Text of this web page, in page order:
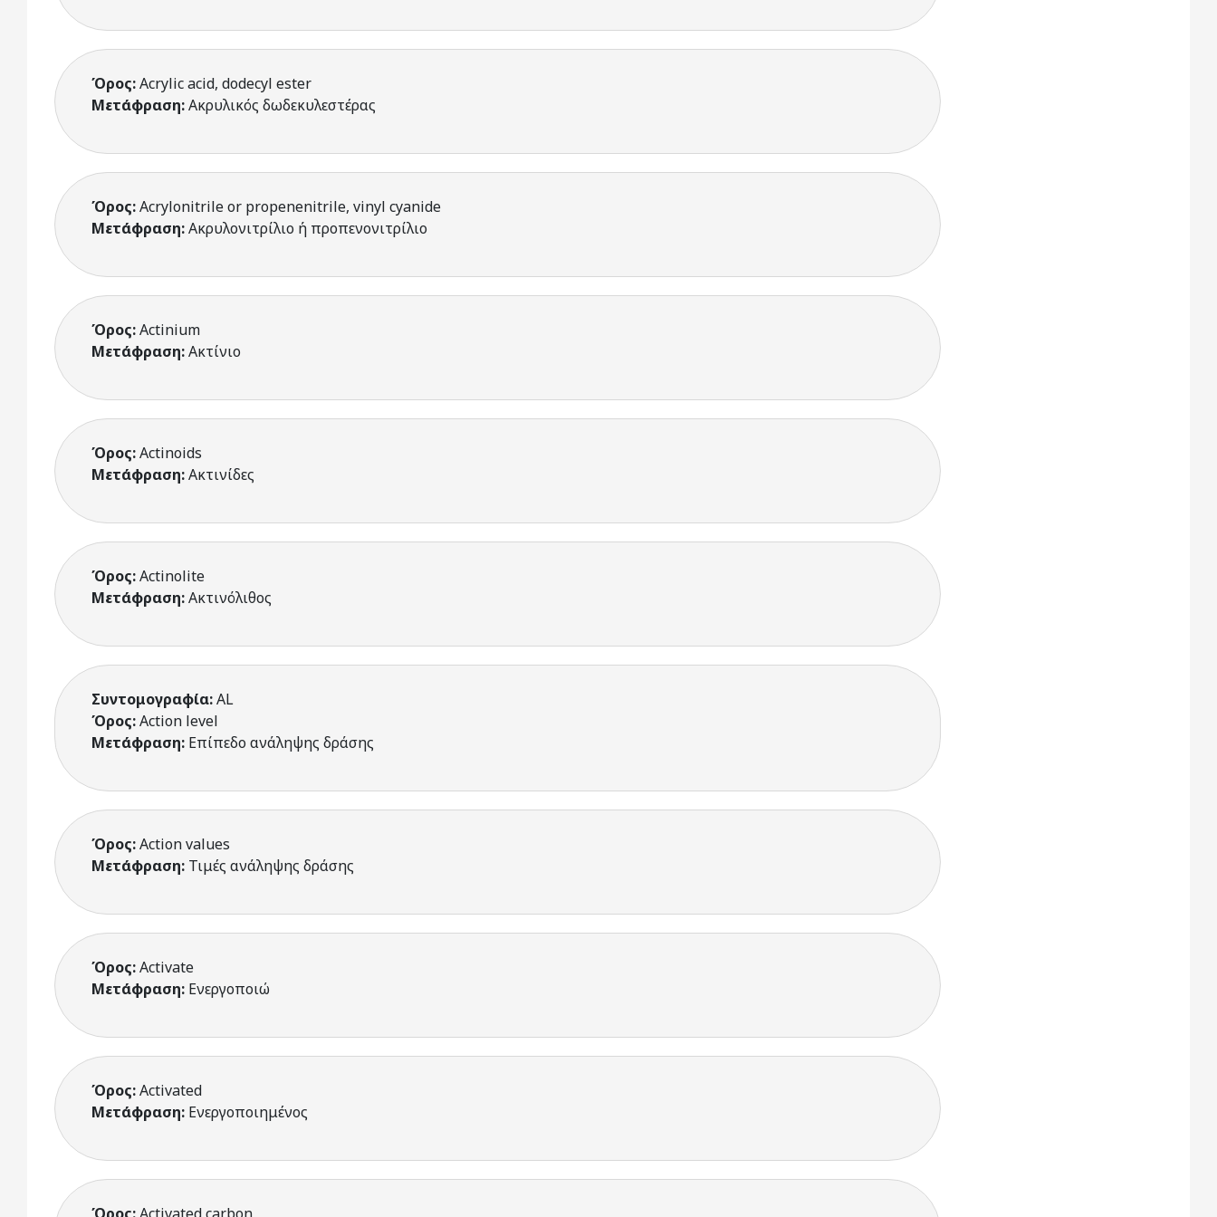
Όρος:Acrylic acid, dodecyl ester
Μετάφραση:Ακρυλικός δωδεκυλεστέρας
Όρος:Acrylonitrile or propenenitrile, vinyl cyanide
Μετάφραση:Ακρυλονιτρίλιο ή προπενονιτρίλιο
Όρος:Actinium
Μετάφραση:Ακτίνιο
Όρος:Actinoids
Μετάφραση:Ακτινίδες
Όρος:Actinolite
Μετάφραση:Ακτινόλιθος
Συντομογραφία:AL
Όρος:Action level
Μετάφραση: Επίπεδο ανάληψης δράσης
Όρος:Action values
Μετάφραση: Τιμές ανάληψης δράσης
Όρος:Activate
Μετάφραση: Ενεργοποιώ
Όρος:Activated
Μετάφραση: Ενεργοποιημένος